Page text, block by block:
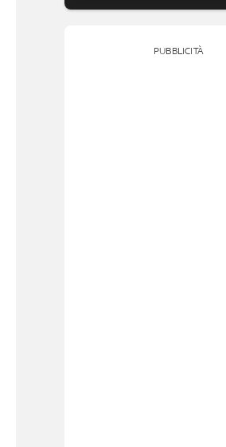
PUBBLICITÀ